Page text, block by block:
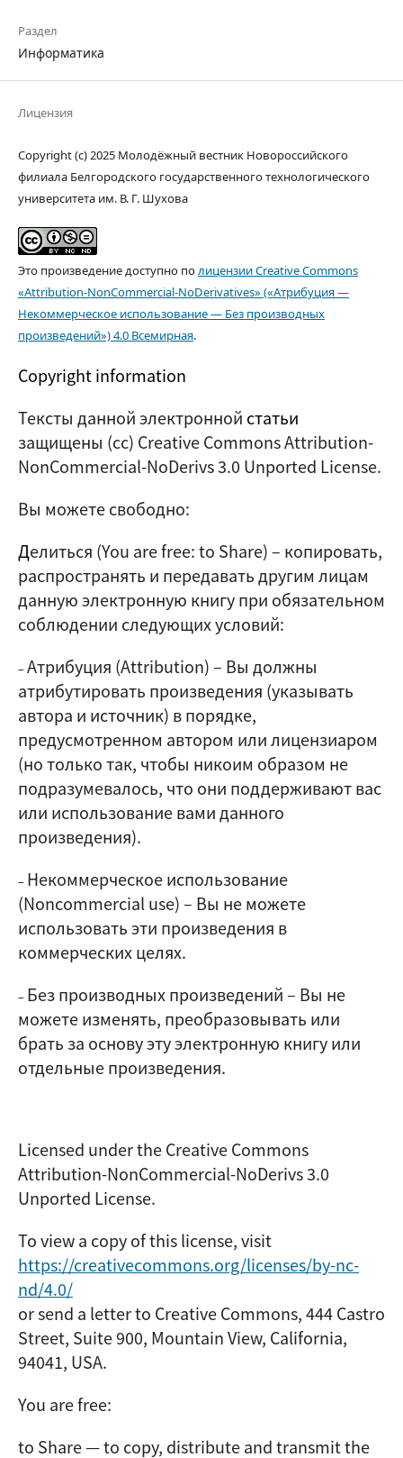
Раздел
Информатика
Лицензия
Copyright (c) 2025 Молодёжный вестник Новороссийского
филиала Белгородского государственного технологического
университета им. В. Г. Шухова
Это произведение доступно полицензии Creative Commons
«Attribution-NonCommercial-NoDerivatives» («Атрибуция —
Некоммерческое использование — Без производных
произведений») 4.0 Всемирная.
Copyright information
Тексты данной электронной статьи
защищены (cc) Creative Commons Attribution-
NonCommercial-NoDerivs 3.0 Unported License.
Вы можете свободно:
Делиться (You are free: to Share) – копировать,
распространять и передавать другим лицам
данную электронную книгу при обязательном
соблюдении следующих условий:
– Атрибуция (Attribution)– Вы должны
атрибутировать произведения (указывать
автора и источник) в порядке,
предусмотренном автором или лицензиаром
(но только так, чтобы никоим образом не
подразумевалось, что они поддерживают вас
или использование вами данного
произведения).
– Некоммерческое использование
(Noncommercial use)– Вы не можете
использовать эти произведения в
коммерческих целях.
– Без производных произведений– Вы не
можете изменять, преобразовывать или
брать за основу эту электронную книгу или
отдельные произведения.
Licensed under the Creative Commons
Attribution-NonCommercial-NoDerivs 3.0
Unported License.
To view a copy of this license, visit
https://creativecommons.org/licenses/by-nc-
nd/4.0/
or send a letter to Creative Commons, 444 Castro
Street, Suite 900, Mountain View, California,
94041, USA.
You are free:
to Share — to copy, distribute and transmit the